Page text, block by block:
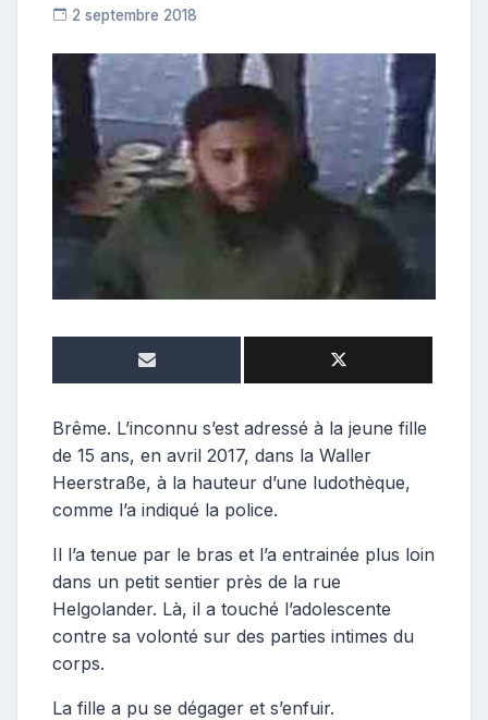
2 septembre 2018
n
r
i
u
Brême. L’inconnu s’est adressé à la jeune fille
de 15 ans, en avril 2017, dans la Waller
Heerstraße, à la hauteur d’une ludothèque,
comme l’a indiqué la police.
Il l’a tenue par le bras et l’a entrainée plus loin
dans un petit sentier près de la rue
Helgolander. Là, il a touché l’adolescente
contre sa volonté sur des parties intimes du
corps.
La fille a pu se dégager et s’enfuir.